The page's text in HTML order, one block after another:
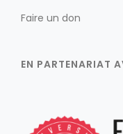
Faire un don
EN PARTENARIAT